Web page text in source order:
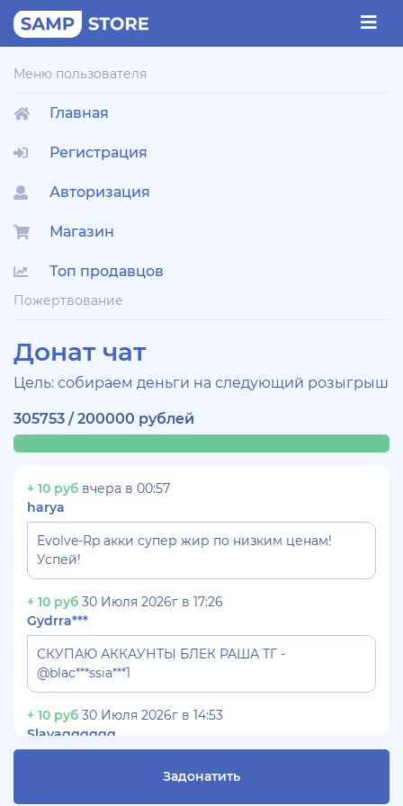
Меню пользователя
Главная
Регистрация
Авторизация
Магазин
Топ продавцов
Пожертвование
Донат чат
Цель: собираем деньги на следующий розыгрыш
305753 / 200000 рублей
+ 10 руб вчера в 00:57
harya
Evolve-Rp акки супер жир по низким ценам!
Успей!
+ 10 руб 30 Июля 2026г в 17:26
Gydrra***
СКУПАЮ АККАУНТЫ БЛЕК РАША ТГ -
@blac***ssia***1
+ 10 руб 30 Июля 2026г в 14:53
Slavagggggg
Задонатить